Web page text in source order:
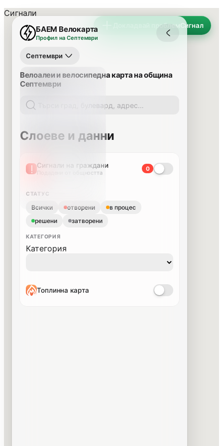
Докладвай проблемСигнал
БАЕМ Велокарта
Профил на Септември
Септември
Велоалеи и велосипедна карта на община
Септември
Слоеве и данни
Сигнали на граждани
Подадени от общността
0
СТАТУС
Всички отворени
в процес
решени
затворени
КАТЕГОРИЯ
Категория
Топлинна карта
Сигнали